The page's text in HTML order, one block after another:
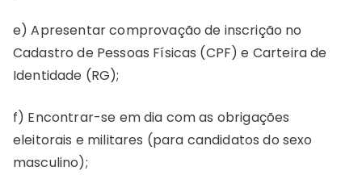
e) Apresentar comprovação de inscrição no
Cadastro de Pessoas Físicas (CPF) e Carteira de
Identidade (RG);
f) Encontrar-se em dia com as obrigações
eleitorais e militares (para candidatos do sexo
masculino);